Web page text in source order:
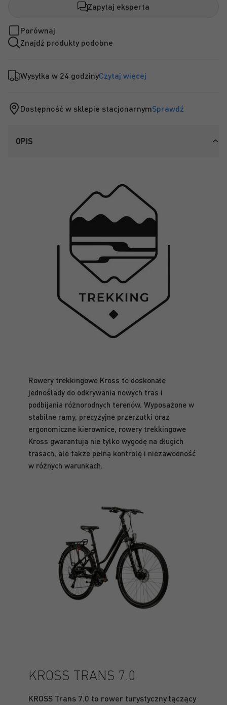
Zapytaj eksperta
Porównaj
Znajdź produkty podobne
Wysyłka w 24 godzinyCzytaj więcej
Dostępność w sklepie stacjonarnymSprawdź
OPIS
Rowery trekkingowe Kross to doskonałe
jednoślady do odkrywania nowych tras i
podbijania różnorodnych terenów. Wyposażone w
stabilne ramy, precyzyjne przerzutki oraz
ergonomiczne kierownice, rowery trekkingowe
Kross gwarantują nie tylko wygodę na długich
trasach, ale także pełną kontrolę i niezawodność
w różnych warunkach.
KROSS TRANS 7.0
KROSS Trans 7.0 to rower turystyczny łączący